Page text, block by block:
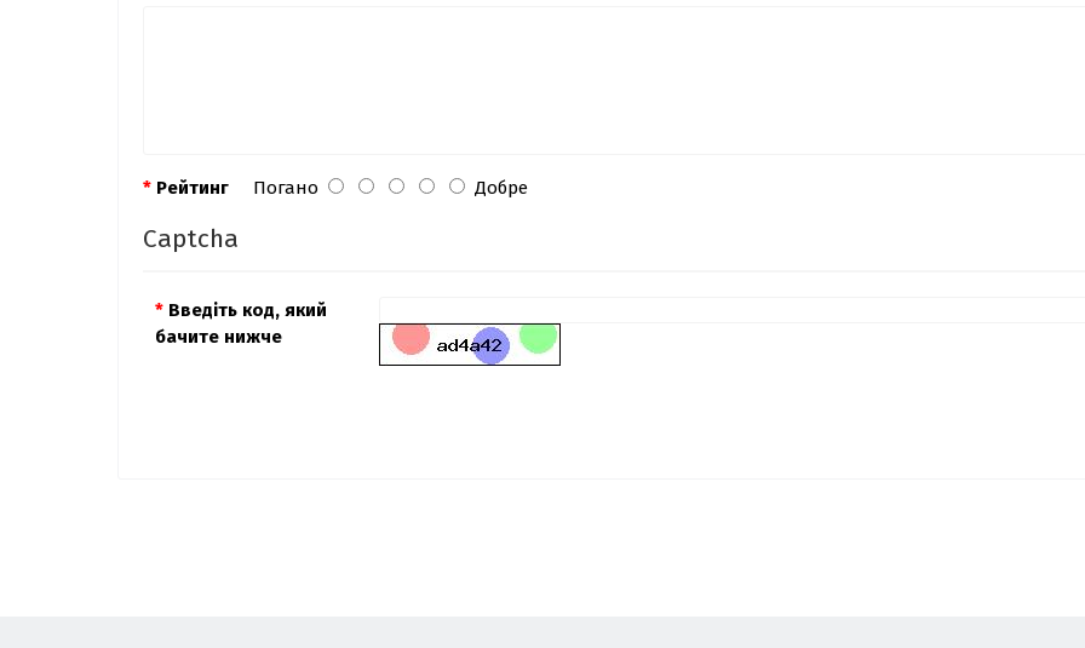
Рейтинг Погано Добре
Captcha
Введіть код, який
бачите нижче